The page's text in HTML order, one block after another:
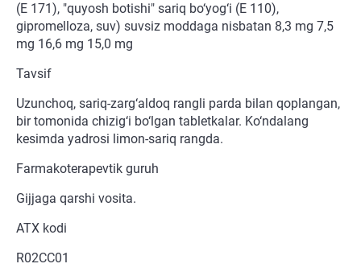
(E 171), "quyosh botishi" sariq bo‘yog‘i (E 110),
gipromelloza, suv) suvsiz moddaga nisbatan 8,3 mg 7,5
mg 16,6 mg 15,0 mg
Tavsif
Uzunchoq, sariq-zarg‘aldoq rangli parda bilan qoplangan,
bir tomonida chizig‘i bo‘lgan tabletkalar. Ko‘ndalang
kesimda yadrosi limon-sariq rangda.
Farmakoterapevtik guruh
Gijjaga qarshi vosita.
ATX kodi
R02CC01